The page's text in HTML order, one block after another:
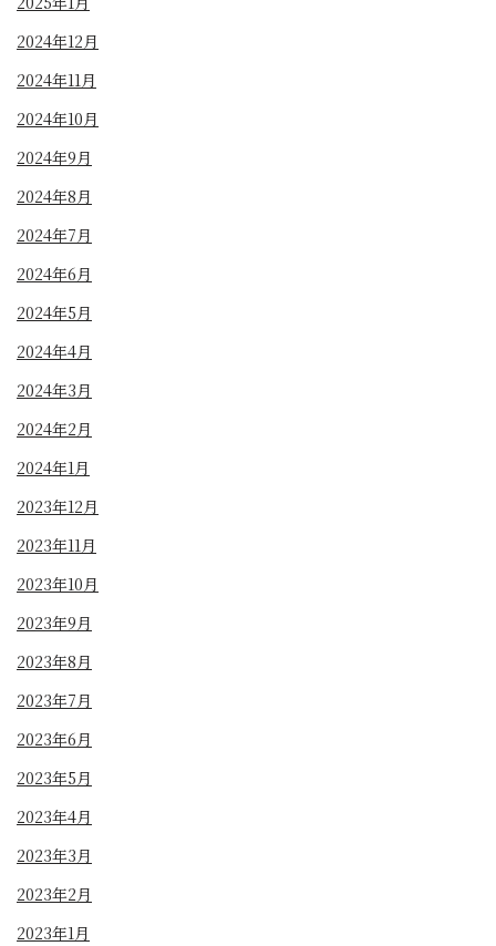
2024年12月
2024年11月
2024年10月
2024年9月
2024年8月
2024年7月
2024年6月
2024年5月
2024年4月
2024年3月
2024年2月
2024年1月
2023年12月
2023年11月
2023年10月
2023年9月
2023年8月
2023年7月
2023年6月
2023年5月
2023年4月
2023年3月
2023年2月
2023年1月